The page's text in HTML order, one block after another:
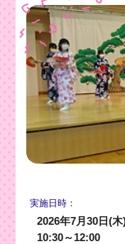
実施日時：
2026年7月30日(木
10:30～12:00